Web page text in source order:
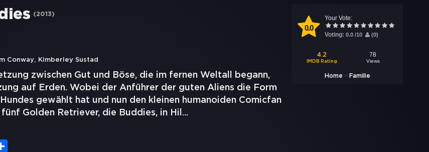
0.0
Your Vote:
Voting: 0.0 /10 (0)
4.2
IMDB Rating
78
Views
Home > Familie
(2013)
Conway, Kimberley Sustad
zwischen Gut und Böse, die im fernen Weltall begann,
auf Erden. Wobei der Anführer der guten Aliens die Form
gewählt hat und nun den kleinen humanoiden Comicfan
Golden Retriever, die Buddies, in Hil ...